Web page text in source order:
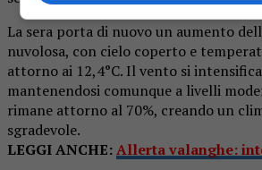
La sera porta di nuovo un aumento
nuvolosa, con cielo coperto e
attorno ai 12,4°C. Il vento si
mantenendosi comunque a livelli
rimane attorno al 70%, creando un
sgradevole.
LEGGI ANCHE:Allerta valanghe: